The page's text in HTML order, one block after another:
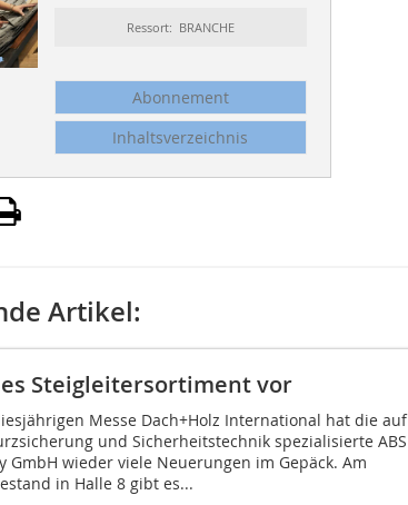
Ressort: BRANCHE
Abonnement
Inhaltsverzeichnis
Artikel:
Steigleitersortiment vor
Messe Dach+Holz International hat die auf
und Sicherheitstechnik spezialisierte ABS
GmbH wieder viele Neuerungen im Gepäck. Am
in Halle 8 gibt es...